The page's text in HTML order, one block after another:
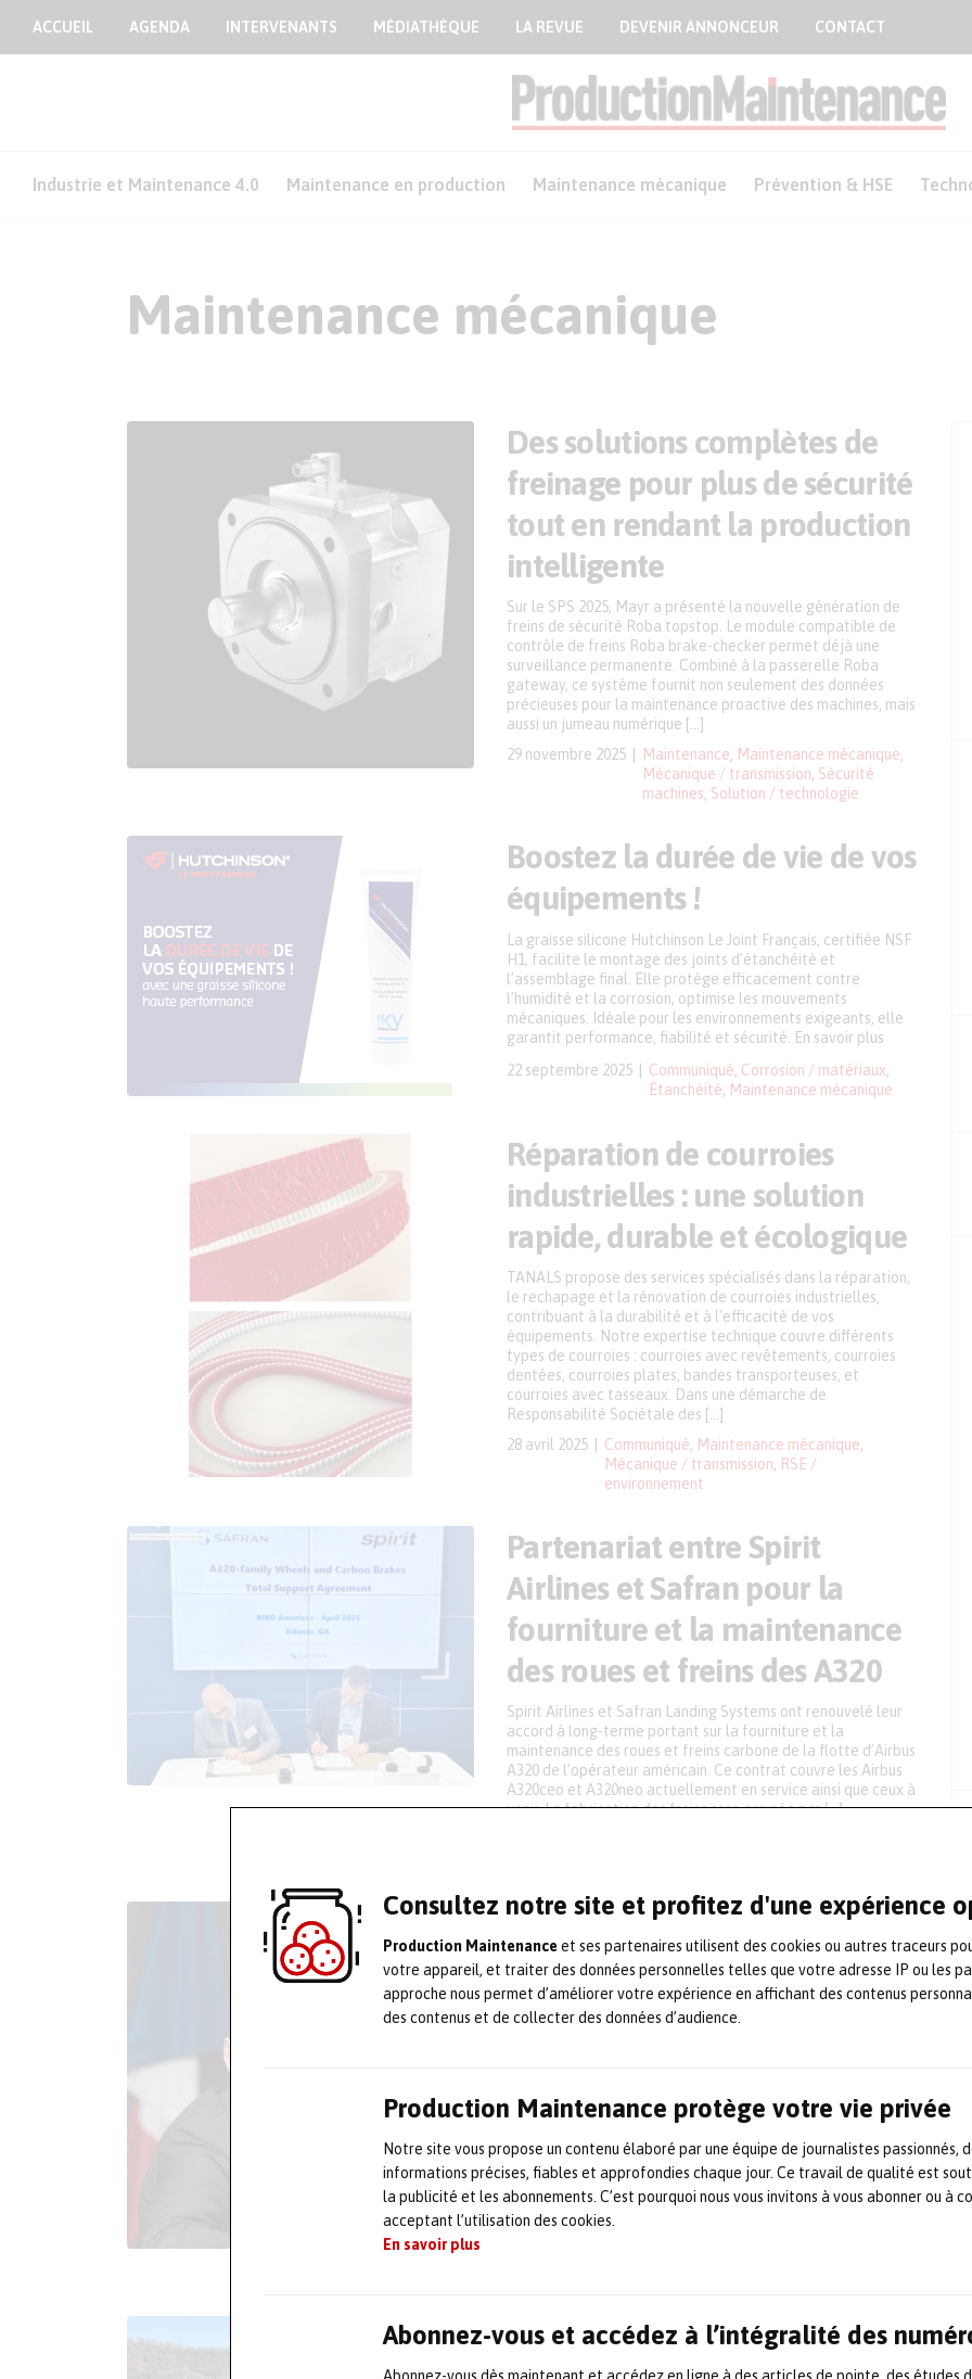
Consultez notre site et profitez d'une expérience
Production Maintenanceet ses partenaires utilisent des cookies ou autres traceurs
votre appareil, et traiter des données personnelles telles que votre adresse IP ou les
approche nous permet d’améliorer votre expérience en affichant des contenus
des contenus et de collecter des données d’audience.
Production Maintenance protège votre vie privée
Notre site vous propose un contenu élaboré par une équipe de journalistes passionnés,
informations précises, fiables et approfondies chaque jour. Ce travail de qualité est
la publicité et les abonnements. C’est pourquoi nous vous invitons à vous abonner ou à
acceptant l’utilisation des cookies.
En savoir plus
Abonnez-vous et accédez à l’intégralité des
Abonnez-vous dès maintenant et accédez en ligne à des articles de pointe, des études
ACCUEIL AGENDA INTERVENANTS MÉDIATHÈQUE LA REVUE DEVENIR ANNONCEUR CONTACT
Industrie et Maintenance 4.0 Maintenance en production Maintenance mécanique Prévention & HSE
Maintenance mécanique
Des solutions complètes de
freinage pour plus de sécurité
tout en rendant la production
intelligente
29 novembre 2025 Maintenance Maintenance mécanique
Mécanique / transmission Sécurité
machines Solution / technologie
Sur le SPS 2025, Mayr a présenté la nouvelle génération de
freins de sécurité Roba topstop. Le module compatible de
contrôle de freins Roba brake-checker permet déjà une
surveillance permanente. Combiné à la passerelle Roba
gateway, ce système fournit non seulement des données
précieuses pour la maintenance proactive des machines, mais
aussi un jumeau numérique […]
Boostez la durée de vie de vos
équipements !
22 septembre 2025 Communiqué Corrosion / matériaux
Étanchéité
Maintenance mécanique
La graisse silicone Hutchinson Le Joint Français, certifiée NSF
H1, facilite le montage des joints d’étanchéité et
l’assemblage final. Elle protège efficacement contre
l’humidité et la corrosion, optimise les mouvements
mécaniques. Idéale pour les environnements exigeants, elle
garantit performance, fiabilité et sécurité. En savoir plus
Réparation de courroies
industrielles : une solution
rapide, durable et écologique
28 avril 2025 Communiqué Maintenance mécanique
Mécanique / transmission
RSE /
environnement
TANALS propose des services spécialisés dans la réparation,
le rechapage et la rénovation de courroies industrielles,
contribuant à la durabilité et à l’efficacité de vos
équipements. Notre expertise technique couvre différents
types de courroies : courroies avec revêtements, courroies
dentées, courroies plates, bandes transporteuses, et
courroies avec tasseaux. Dans une démarche de
Responsabilité Sociétale des […]
Partenariat entre Spirit
Airlines et Safran pour la
fourniture et la maintenance
des roues et freins des A320
Spirit Airlines et Safran Landing Systems ont renouvelé leur
accord à long-terme portant sur la fourniture et la
maintenance des roues et freins carbone de la flotte d’Airbus
A320 de l’opérateur américain. Ce contrat couvre les Airbus
A320ceo et A320neo actuellement en service ainsi que ceux à
venir. La fabrication des freins sera assurée par […]
Benjamin Frugier, nouveau
directeur général de la
Fédération des industries
générale de la Fédération des industries mécaniques (FIM
Mecallians). Fort d’une expérience de trente années,
Benjamin Frugier a su démontrer son expertise dans des
domaines clés tels que la réglementation du numérique et
des produits, la finance durable, le développement industriel
et le commerce international. Tout […]
SEW Usocome, entre délais